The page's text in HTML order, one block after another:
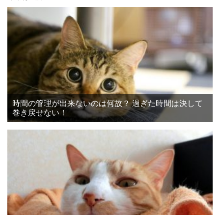
時間の管理が出来ないのは何故？ 過ぎた時間は決して
巻き戻せない！